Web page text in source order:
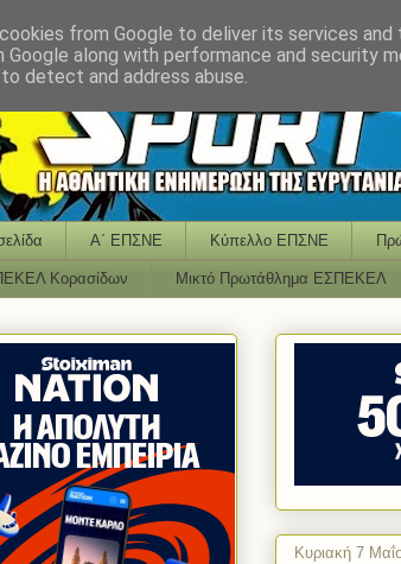
Α΄ ΕΠΣΝΕ Κύπελλο ΕΠΣΝΕ
Κορασίδων Μικτό Πρωτάθλημα ΕΣΠΕΚΕΛ
Κυριακή 7
from Google to deliver its services
Google along with performance and security
detect and address abuse.